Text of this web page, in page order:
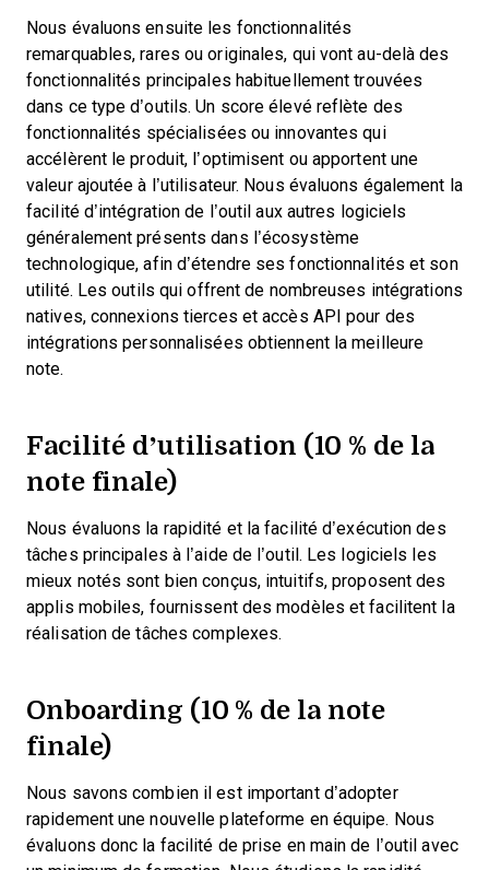
Nous évaluons ensuite les fonctionnalités
remarquables, rares ou originales, qui vont au-delà des
fonctionnalités principales habituellement trouvées
dans ce type d’outils. Un score élevé reflète des
fonctionnalités spécialisées ou innovantes qui
accélèrent le produit, l’optimisent ou apportent une
valeur ajoutée à l’utilisateur. Nous évaluons également la
facilité d’intégration de l’outil aux autres logiciels
généralement présents dans l’écosystème
technologique, afin d’étendre ses fonctionnalités et son
utilité. Les outils qui offrent de nombreuses intégrations
natives, connexions tierces et accès API pour des
intégrations personnalisées obtiennent la meilleure
note.
Facilité d’utilisation (10 % de la
note finale)
Nous évaluons la rapidité et la facilité d’exécution des
tâches principales à l’aide de l’outil. Les logiciels les
mieux notés sont bien conçus, intuitifs, proposent des
applis mobiles, fournissent des modèles et facilitent la
réalisation de tâches complexes.
Onboarding (10 % de la note
finale)
Nous savons combien il est important d’adopter
rapidement une nouvelle plateforme en équipe. Nous
évaluons donc la facilité de prise en main de l’outil avec